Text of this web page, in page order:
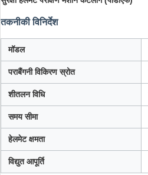
तकनीकी विनिर्देश
मॉडल
पराबैंगनी विकिरण स्रोत
शीतलन विधि
समय सीमा
हेलमेट क्षमता
विद्युत आपूर्ति